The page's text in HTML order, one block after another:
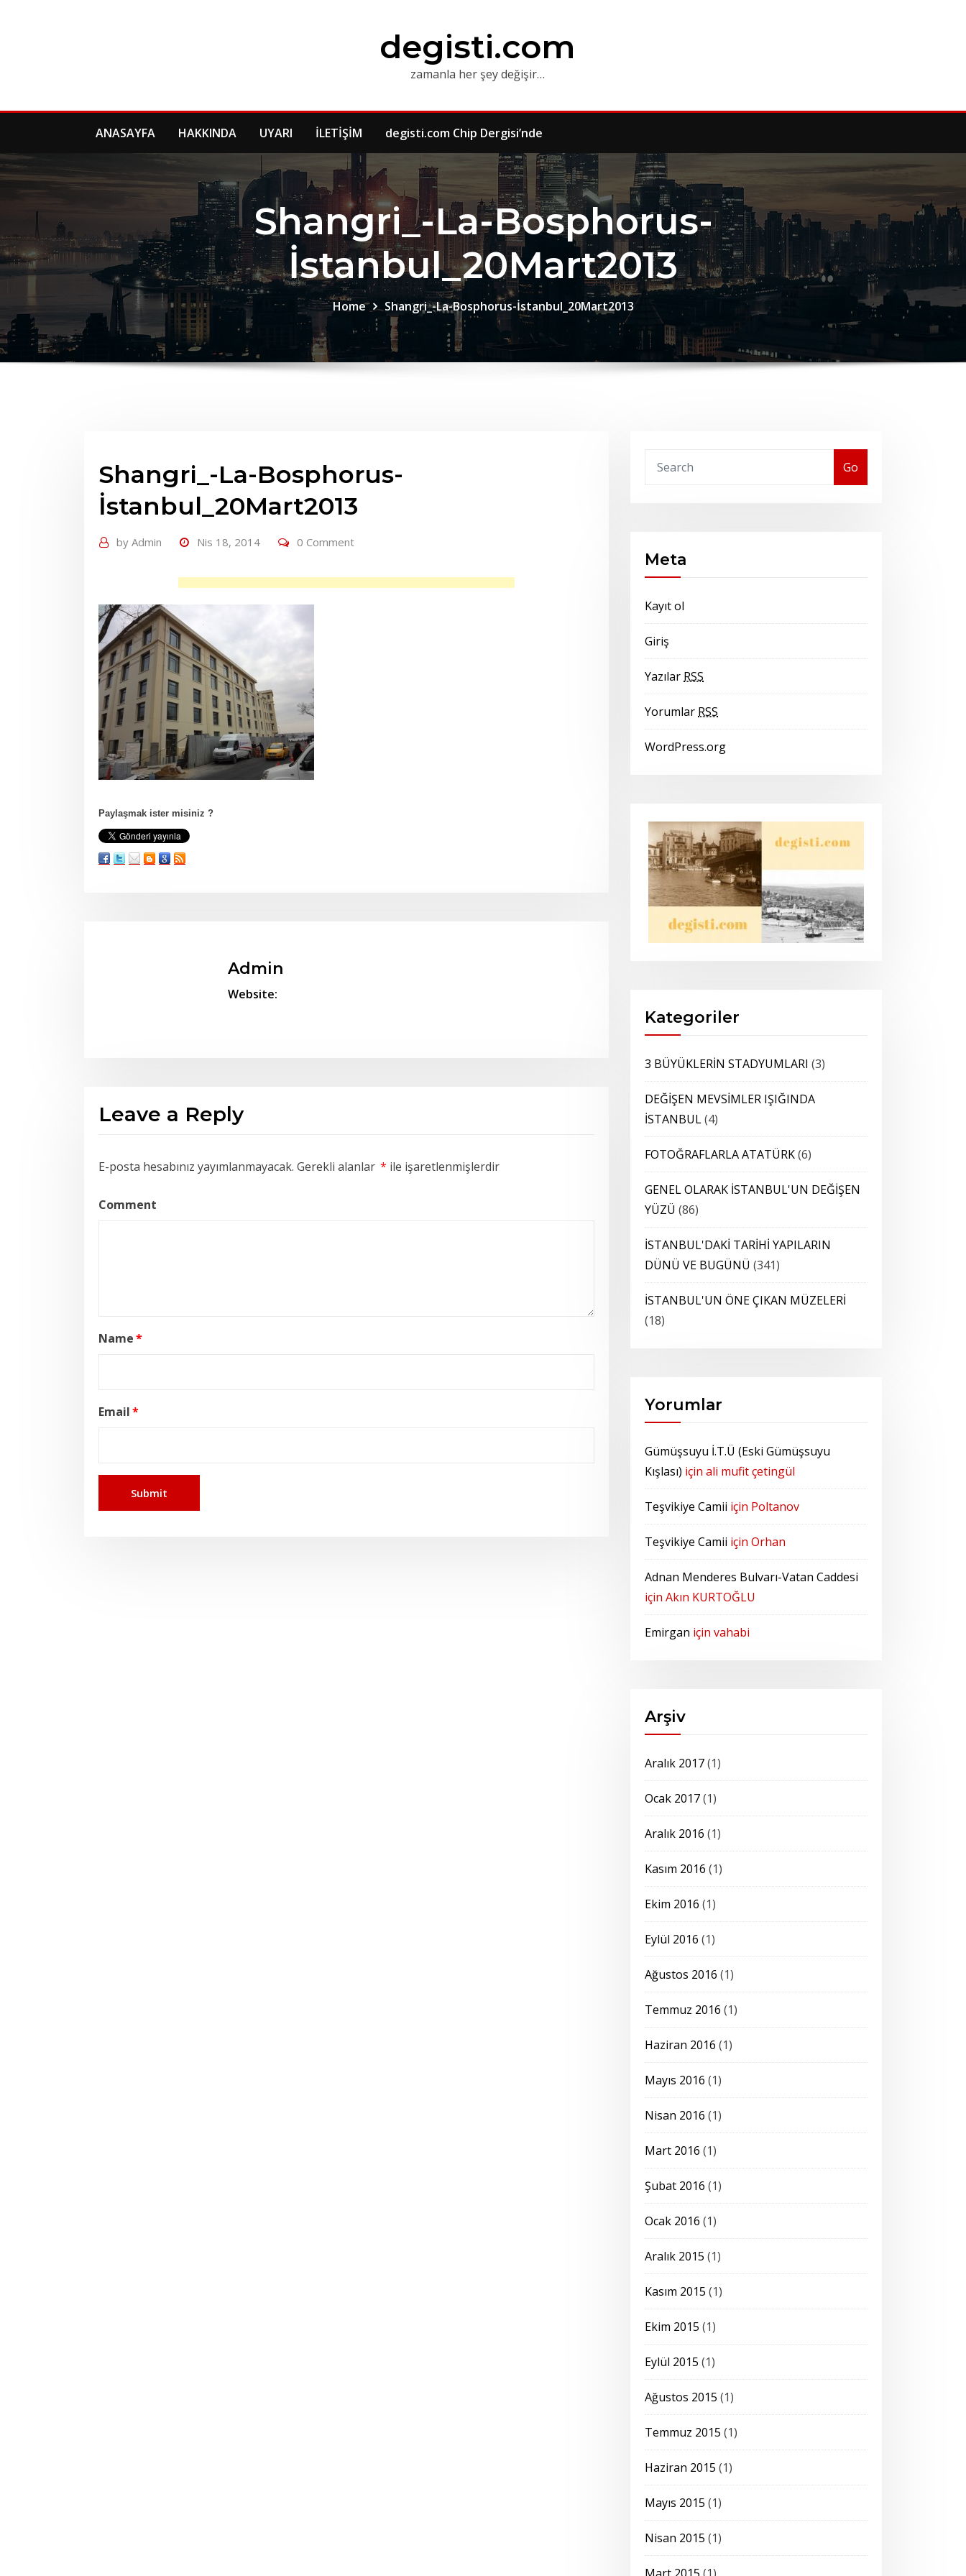
degisti.com
zamanla her şey değişir…
ANASAYFA HAKKINDA UYARI İLETİŞİM degisti.com Chip Dergisi’nde
Shangri_-La-Bosphorus-
İstanbul_20Mart2013
Home Shangri_-La-Bosphorus-İstanbul_20Mart2013
Shangri_-La-Bosphorus-
İstanbul_20Mart2013
by Admin Nis 18, 2014 0 Comment
Paylaşmak ister misiniz ?
Admin
Website:
Leave a Reply
E-posta hesabınız yayımlanmayacak. Gerekli alanlar * ile işaretlenmişlerdir
Comment
Name*
Email*
Go
Meta
Kayıt ol
Giriş
Yazılar RSS
Yorumlar RSS
WordPress.org
Kategoriler
3 BÜYÜKLERİN STADYUMLARI (3)
DEĞİŞEN MEVSİMLER IŞIĞINDA
İSTANBUL(4)
FOTOĞRAFLARLA ATATÜRK(6)
GENEL OLARAK İSTANBUL'UN DEĞİŞEN
YÜZÜ (86)
İSTANBUL'DAKİ TARİHİ YAPILARIN
DÜNÜ VE BUGÜNÜ (341)
İSTANBUL'UN ÖNE ÇIKAN MÜZELERİ
(18)
Yorumlar
Gümüşsuyu İ.T.Ü (Eski Gümüşsuyu
Kışlası) için ali mufit çetingül
Teşvikiye Camii için Poltanov
Teşvikiye Camii için Orhan
Adnan Menderes Bulvarı-Vatan Caddesi
için Akın KURTOĞLU
Emirgan için vahabi
Arşiv
Aralık 2017(1)
Ocak 2017(1)
Aralık 2016 (1)
Kasım 2016 (1)
Ekim 2016 (1)
Eylül 2016 (1)
Ağustos 2016 (1)
Temmuz 2016 (1)
Haziran 2016 (1)
Mayıs 2016 (1)
Nisan 2016 (1)
Mart 2016 (1)
Şubat 2016 (1)
Ocak 2016 (1)
Aralık 2015 (1)
Kasım 2015 (1)
Ekim 2015 (1)
Eylül 2015 (1)
Ağustos 2015 (1)
Temmuz 2015 (1)
Haziran 2015 (1)
Mayıs 2015 (1)
Nisan 2015 (1)